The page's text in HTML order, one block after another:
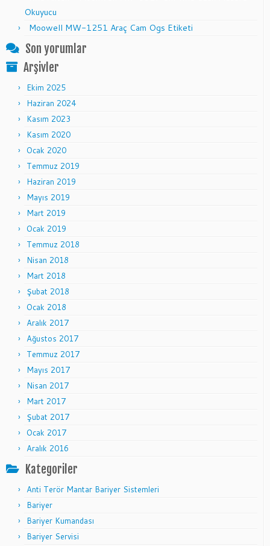
Okuyucu
Moowell MW-1251 Araç Cam Ogs Etiketi
Son yorumlar
Arşivler
Ekim 2025
Haziran 2024
Kasım 2023
Kasım 2020
Ocak 2020
Temmuz 2019
Haziran 2019
Mayıs 2019
Mart 2019
Ocak 2019
Temmuz 2018
Nisan 2018
Mart 2018
Şubat 2018
Ocak 2018
Aralık 2017
Ağustos 2017
Temmuz 2017
Mayıs 2017
Nisan 2017
Mart 2017
Şubat 2017
Ocak 2017
Aralık 2016
Kategoriler
Anti Terör Mantar Bariyer Sistemleri
Bariyer
Bariyer Kumandası
Bariyer Servisi